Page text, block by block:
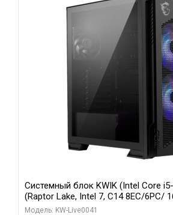
Системный блок KWIK (Intel Core
(Raptor Lake, Intel 7, C14 8EC/6PC/
модуля)/ Palit RTX5080 GAMINGPRO
Модель: KW-Live0041